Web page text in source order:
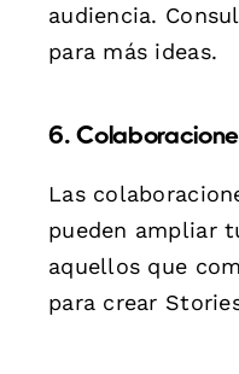
audiencia.
para más ideas.
6.
Las
pueden ampliar
aquellos que
para crear